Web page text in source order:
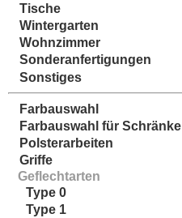
Tische
Wintergarten
Wohnzimmer
Sonderanfertigungen
Sonstiges
Farbauswahl
Farbauswahl für Schränke
Polsterarbeiten
Griffe
Geflechtarten
Type 0
Type 1